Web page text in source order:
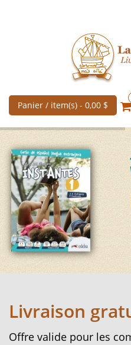
Panier / item(s) - 0,00 $
Livraison
Offre valide pour les